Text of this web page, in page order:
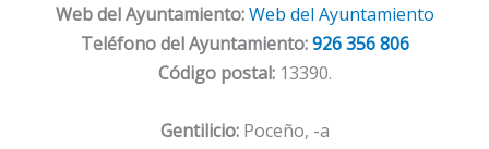
Web del Ayuntamiento: Web del Ayuntamiento
Teléfono del Ayuntamiento:926 356 806
Código postal:13390.
Gentilicio:Poceño, -a